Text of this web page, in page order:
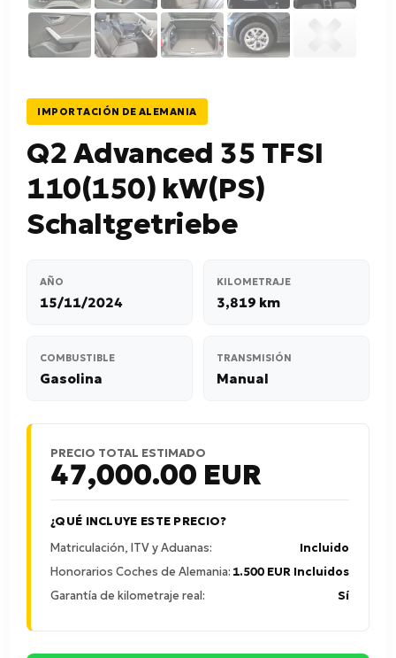
IMPORTACIÓN DE ALEMANIA
Q2 Advanced 35 TFSI
110(150) kW(PS)
Schaltgetriebe
AÑO
15/11/2024
KILOMETRAJE
3,819 km
COMBUSTIBLE
Gasolina
TRANSMISIÓN
Manual
PRECIO TOTAL ESTIMADO
47,000.00 EUR
¿QUÉ INCLUYE ESTE PRECIO?
Matriculación, ITV y Aduanas:
Incluido
Honorarios Coches de Alemania: 1.500 EUR Incluidos
Garantía de kilometraje real:
Sí